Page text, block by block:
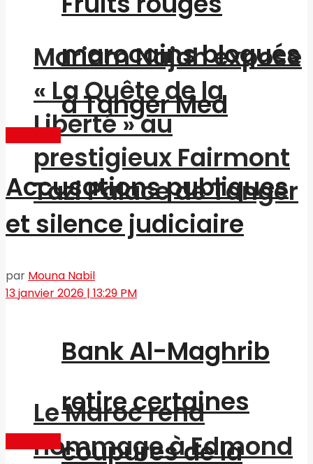
Mariam Najah expose
« La Quête de la
Liberté » au
prestigieux Fairmont
Tazi Palace de Tanger
Le Maroc rend
hommage à Edmond
marocains bloqués
à Tanger Med
Bank Al-Maghrib
retire certaines
coupures de la
Accusations publiques
et silence judiciaire
par Mouna Nabil
13 janvier 2026 | 13:29 PM